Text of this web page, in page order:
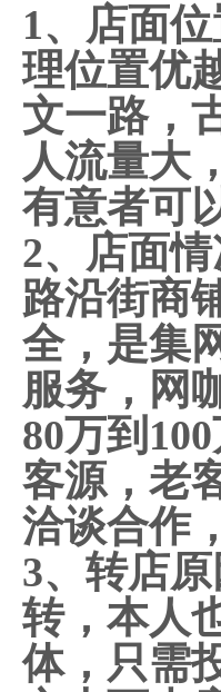
1、店面
理位置优
文一路，
人流量大
有意者可
2、店面
路沿街商
全，是集
服务，网
80万到
客源，老
洽谈合作
3、转店
转，本人
体，只需